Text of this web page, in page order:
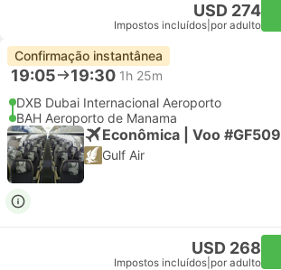
USD 274
Impostos incluídos por adulto
Confirmação instantânea
19:05 19:30 1h 25m
DXB Dubai Internacional Aeroporto
BAH Aeroporto de Manama
Econômica | Voo #GF509
Gulf Air
USD 268
Impostos incluídos por adulto